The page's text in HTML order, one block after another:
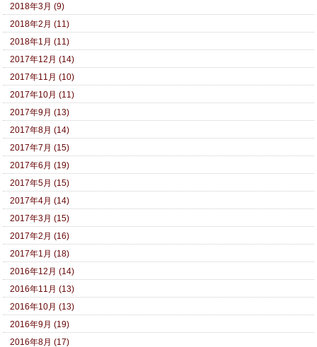
2018年3月 (9)
2018年2月 (11)
2018年1月 (11)
2017年12月 (14)
2017年11月 (10)
2017年10月 (11)
2017年9月 (13)
2017年8月 (14)
2017年7月 (15)
2017年6月 (19)
2017年5月 (15)
2017年4月 (14)
2017年3月 (15)
2017年2月 (16)
2017年1月 (18)
2016年12月 (14)
2016年11月 (13)
2016年10月 (13)
2016年9月 (19)
2016年8月 (17)